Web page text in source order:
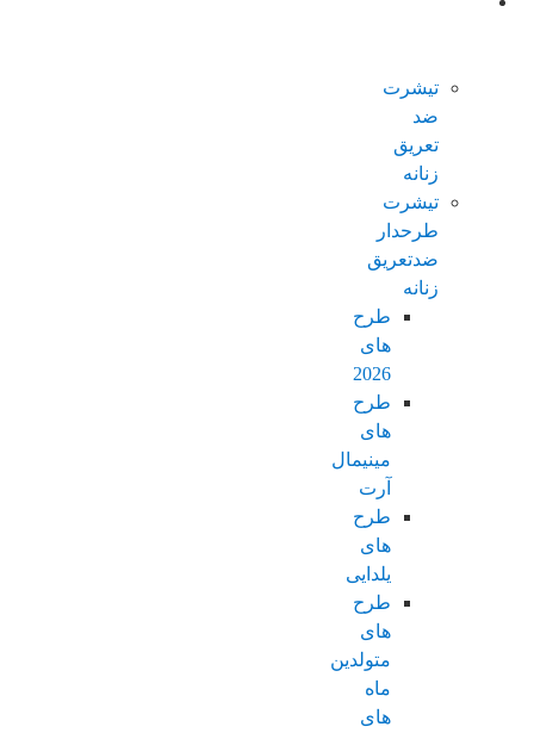
تیشرت
ضد
تعریق
زنانه
تیشرت
طرحدار
ضدتعریق
زنانه
طرح
های
2026
طرح
های
مینیمال
آرت
طرح
های
یلدایی
طرح
های
متولدین
ماه
های